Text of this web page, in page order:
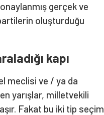
gerçek ve
oluşturduğu
kapı
meclisi ve / ya da
yarışlar, milletvekili
Fakat bu iki tip seçim